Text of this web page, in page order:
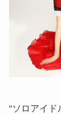
“ソロアイ